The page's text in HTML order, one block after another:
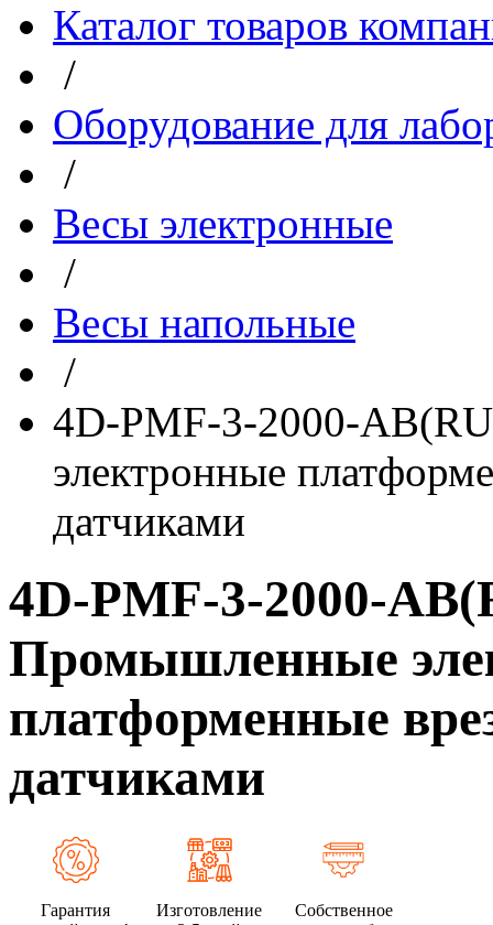
Каталог товаров
/
Оборудование для
/
Весы электронные
/
Весы напольные
/
4D-PMF-3-2000-
электронные
датчиками
4D-PMF-3-2000-
Промышленные
платформенные
датчиками
Гарантия
Изготовление
Собственное